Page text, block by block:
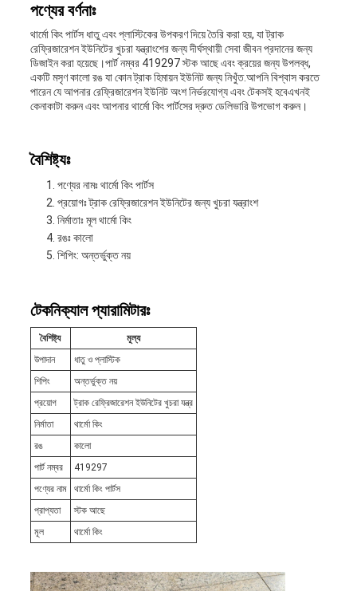
পণ্যের বর্ণনাঃ
থার্মো কিং পার্টস ধাতু এবং প্লাস্টিকের উপকরণ দিয়ে তৈরি করা হয়, যা ট্রাক
রেফ্রিজারেশন ইউনিটের খুচরা যন্ত্রাংশের জন্য দীর্ঘস্থায়ী সেবা জীবন প্রদানের জন্য
ডিজাইন করা হয়েছে।পার্ট নম্বর 419297 স্টক আছে এবং ক্রয়ের জন্য উপলব্ধ,
একটি মসৃণ কালো রঙ যা কোন ট্রাক হিমায়ন ইউনিট জন্য নিখুঁত.আপনি বিশ্বাস করতে
পারেন যে আপনার রেফ্রিজারেশন ইউনিট অংশ নির্ভরযোগ্য এবং টেকসই হবেএখনই
কেনাকাটা করুন এবং আপনার থার্মো কিং পার্টসের দ্রুত ডেলিভারি উপভোগ করুন।
বৈশিষ্ট্যঃ
পণ্যের নামঃ থার্মো কিং পার্টস
প্রয়োগঃ ট্রাক রেফ্রিজারেশন ইউনিটের জন্য খুচরা যন্ত্রাংশ
নির্মাতাঃ মূল থার্মো কিং
রঙঃ কালো
শিপিং: অন্তর্ভুক্ত নয়
টেকনিক্যাল প্যারামিটারঃ
বৈশিষ্ট্য
মূল্য
উপাদান
ধাতু ও প্লাস্টিক
শিপিং
অন্তর্ভুক্ত নয়
প্রয়োগ
ট্রাক রেফ্রিজারেশন ইউনিটের খুচরা যন্ত্র
নির্মাতা
থার্মো কিং
রঙ
কালো
পার্ট নম্বর
419297
পণ্যের নাম
থার্মো কিং পার্টস
প্রাপ্যতা
স্টক আছে
মূল
থার্মো কিং